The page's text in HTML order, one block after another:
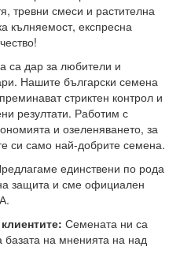
тревни смеси и растителна
кълняемост, експресна
са дар за любители и
Нашите български семена
стриктен контрол и
резултати. Работим с
и озеленяването, за
си само най-добрите семена.
единствени по рода
защита и сме официален
Семената ни са
базата на мненията на над